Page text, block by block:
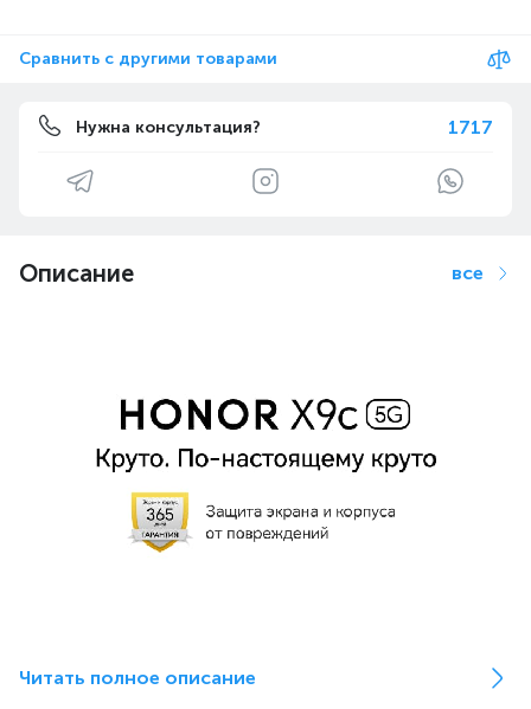
Сравнить с другими товарами
Нужна консультация? 1717
Описание все
Читать полное описание